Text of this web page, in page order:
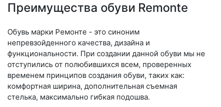
Преимущества обуви Remonte
Обувь марки Ремонте - это синоним
непревзойденного качества, дизайна и
функциональности. При создании данной обуви мы не
отступились от полюбившихся всем, проверенных
временем принципов создания обуви, таких как:
комфортная ширина, дополнительная съемная
стелька, максимально гибкая подошва.